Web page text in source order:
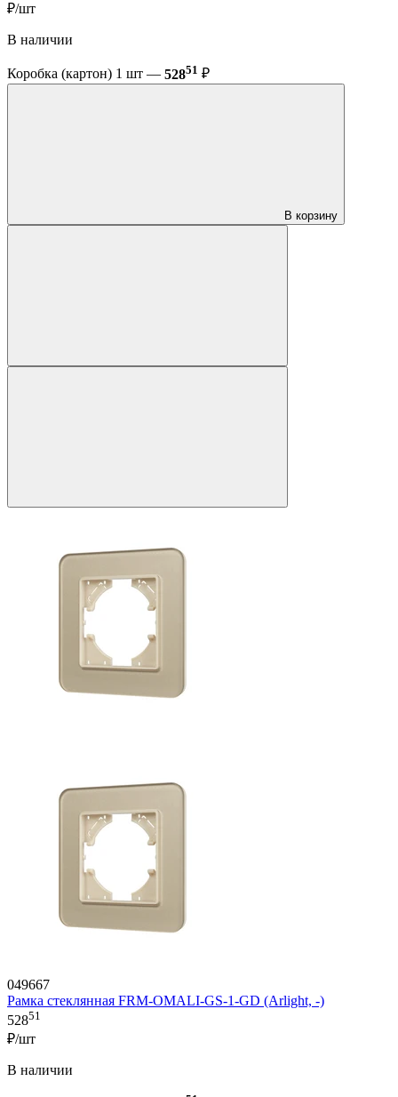
₽/шт
В наличии
Коробка (картон) 1 шт — 52851 ₽
В корзину
049667
Рамка стеклянная FRM-OMALI-GS-1-GD (Arlight, -)
52851
₽/шт
В наличии